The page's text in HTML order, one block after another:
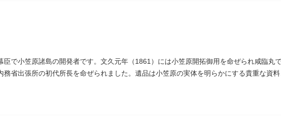
臣で小笠原諸島の開発者です。文久元年（1861）には小笠原開拓御用を命ぜられ咸臨丸
務省出張所の初代所長を命ぜられました。遺品は小笠原の実体を明らかにする貴重な資料